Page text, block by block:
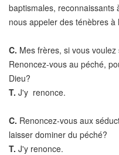
baptismales, reconnaissants
nous appeler des ténèbres
C. Mes frères, si vous
Renoncez-vous au péché,
Dieu?
T. J'y renonce.
C. Renoncez-vous aux
laisser dominer du péché?
T. J'y renonce.